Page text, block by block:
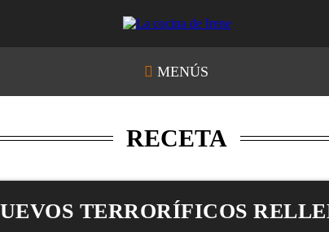
MENÚS
RECETA
TERRORÍFICOS